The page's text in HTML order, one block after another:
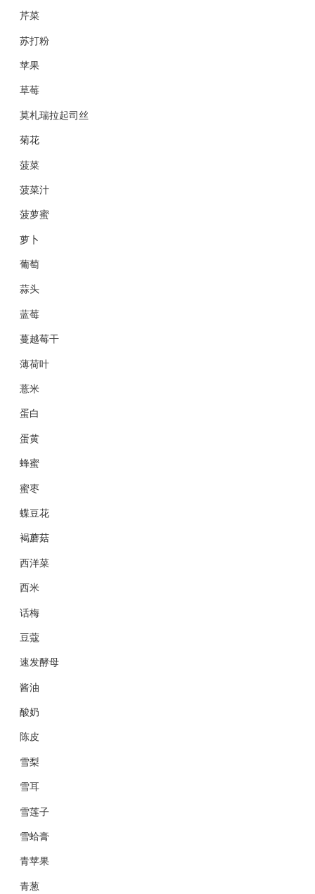
芹菜
苏打粉
苹果
草莓
莫札瑞拉起司丝
菊花
菠菜
菠菜汁
菠萝蜜
萝卜
葡萄
蒜头
蓝莓
蔓越莓干
薄荷叶
薏米
蛋白
蛋黄
蜂蜜
蜜枣
蝶豆花
褐蘑菇
西洋菜
西米
话梅
豆蔻
速发酵母
酱油
酸奶
陈皮
雪梨
雪耳
雪莲子
雪蛤膏
青苹果
青葱